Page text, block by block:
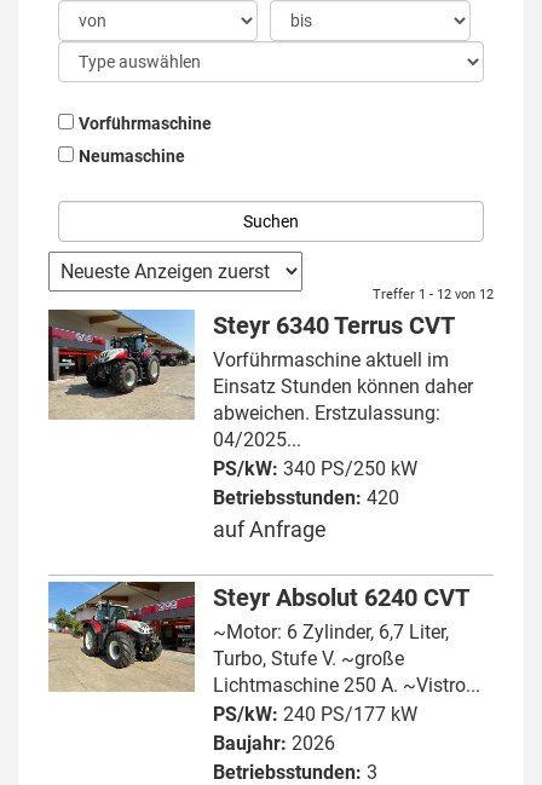
Vorführmaschine
Neumaschine
Treffer 1 - 12 von 12
Steyr 6340 Terrus CVT
Vorführmaschine aktuell im
Einsatz Stunden können daher
abweichen. Erstzulassung:
04/2025...
PS/kW: 340 PS/250 kW
Betriebsstunden: 420
auf Anfrage
Steyr Absolut 6240 CVT
~Motor: 6 Zylinder, 6,7 Liter,
Turbo, Stufe V. ~große
Lichtmaschine 250 A. ~Vistro...
PS/kW: 240 PS/177 kW
Baujahr: 2026
Betriebsstunden: 3